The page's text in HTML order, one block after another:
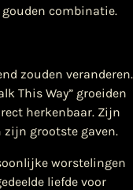
combinatie.
zouden veranderen.
This Way” groeiden
herkenbaar. Zijn
grootste gaven.
worstelingen
liefde voor